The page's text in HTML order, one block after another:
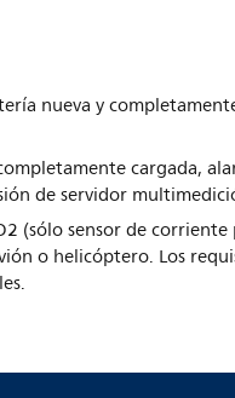
nueva y
cargada,
de servidor
(sólo sensor de
o helicóptero. Los